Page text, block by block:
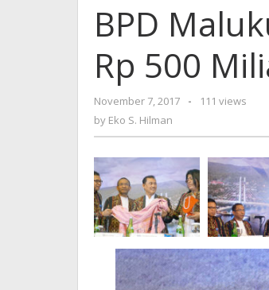
BPD
Rp 500
November 7, 2017
by
-
111 views
by Eko S. Hilman